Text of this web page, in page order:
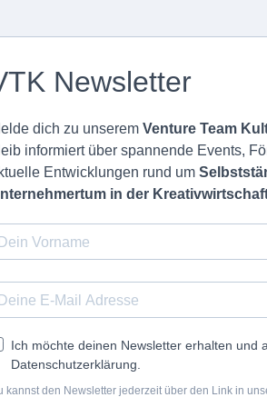
Newsletter
dich zu unserem Venture Team
informiert über spannende Events,
Entwicklungen rund um
in der
Ich möchte deinen Newsletter erhalten und
Datenschutzerklärung.
kannst den Newsletter jederzeit über den Link in